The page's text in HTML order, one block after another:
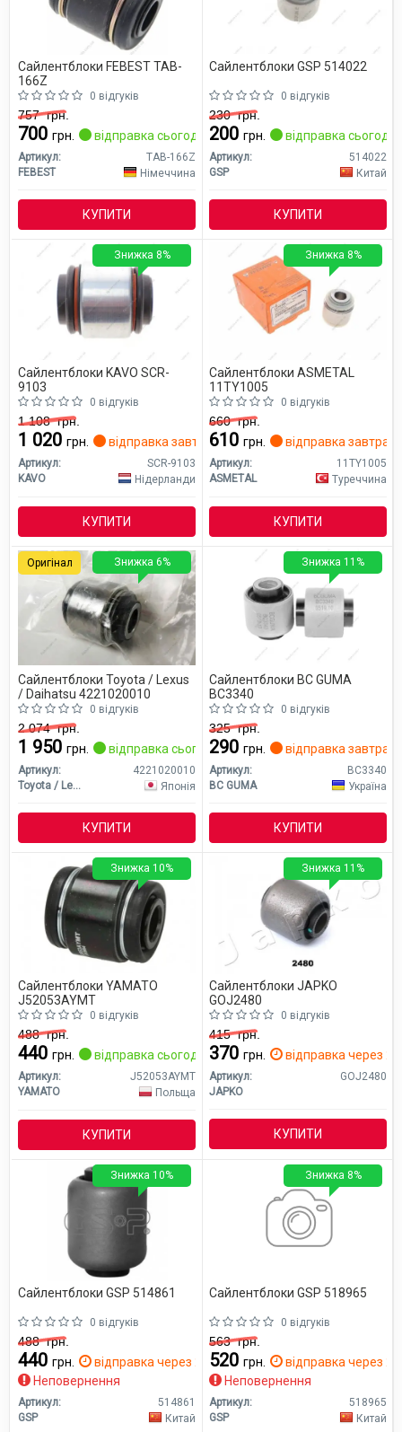
Сайлентблоки FEBEST TAB-
166Z
0 відгуків
757грн.
700 грн. відправка сьогодні
Артикул:
TAB-166Z
FEBEST
Німеччина
КУПИТИ
Сайлентблоки GSP 514022
0 відгуків
230грн.
200 грн. відправка сьогодні
Артикул:
514022
GSP
Китай
КУПИТИ
Сайлентблоки KAVO SCR-
9103
0 відгуків
1 108грн.
1 020 грн. відправка завтра
Артикул:
SCR-9103
KAVO
Нідерланди
КУПИТИ
Знижка 8%
Сайлентблоки ASMETAL
11TY1005
0 відгуків
660грн.
610 грн. відправка завтра
Артикул:
11TY1005
ASMETAL
Туреччина
КУПИТИ
Знижка 8%
Сайлентблоки Toyota / Lexus
/ Daihatsu 4221020010
0 відгуків
2 074грн.
1 950 грн. відправка сьогодні
Артикул:
4221020010
Toyota / Lexus / Daihatsu
Японія
КУПИТИ
Знижка 6%
Оригінал
Сайлентблоки BC GUMA
BC3340
0 відгуків
325грн.
290 грн. відправка завтра
Артикул:
BC3340
BC GUMA
Україна
КУПИТИ
Знижка 11%
Сайлентблоки YAMATO
J52053AYMT
0 відгуків
488грн.
440 грн. відправка сьогодні
Артикул:
J52053AYMT
YAMATO
Польща
КУПИТИ
Знижка 10%
Сайлентблоки JAPKO
GOJ2480
0 відгуків
415грн.
370 грн. відправка через 2
Артикул:
GOJ2480
JAPKO
КУПИТИ
Знижка 11%
Сайлентблоки GSP 514861
0 відгуків
488грн.
440 грн.
відправка через 2 дн.
Неповернення
Артикул:
514861
GSP
Китай
Знижка 10%
Сайлентблоки GSP 518965
0 відгуків
563грн.
520 грн.
відправка через 2
Неповернення
Артикул:
518965
GSP
Китай
Знижка 8%